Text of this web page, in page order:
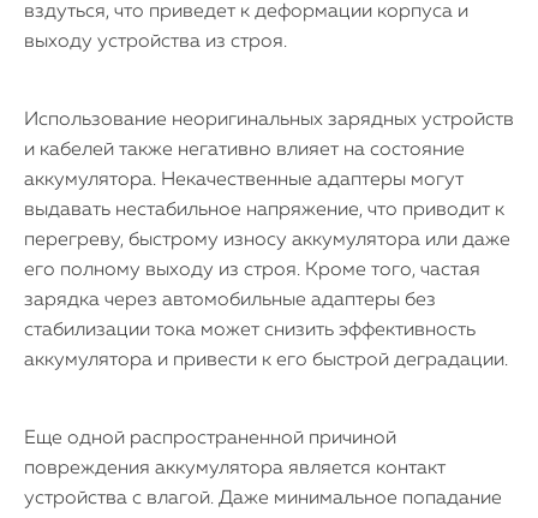
вздуться, что приведет к деформации корпуса и
выходу устройства из строя.
Использование неоригинальных зарядных устройств
и кабелей также негативно влияет на состояние
аккумулятора. Некачественные адаптеры могут
выдавать нестабильное напряжение, что приводит к
перегреву, быстрому износу аккумулятора или даже
его полному выходу из строя. Кроме того, частая
зарядка через автомобильные адаптеры без
стабилизации тока может снизить эффективность
аккумулятора и привести к его быстрой деградации.
Еще одной распространенной причиной
повреждения аккумулятора является контакт
устройства с влагой. Даже минимальное попадание